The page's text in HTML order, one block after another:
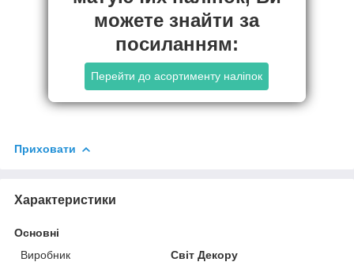
можете знайти за
посиланням:
Перейти до асортименту наліпок
Приховати
Характеристики
Основні
Виробник
Світ Декору